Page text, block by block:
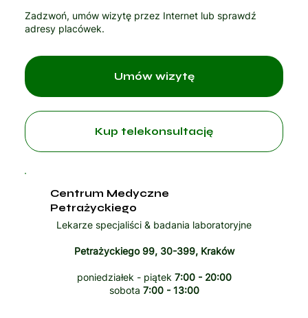
Zadzwoń, umów wizytę przez Internet lub sprawdź
adresy placówek.
Kup telekonsultację
Centrum Medyczne
Petrażyckiego
Lekarze specjaliści & badania laboratoryjne
Petrażyckiego 99, 30-399, Kraków
poniedziałek - piątek 7:00 - 20:00
sobota 7:00 - 13:00
Umów wizytę